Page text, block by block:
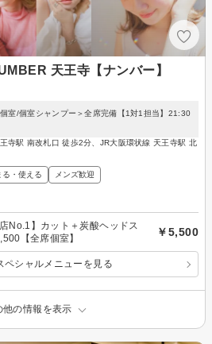
天王寺【ナンバー】
室/個室シャンプー＞全席完備【1対1担当】21:30
寺駅 南改札口 徒歩2分、JR大阪環状線 天王寺駅 北
・使える メンズ歓迎
No.1】カット＋炭酸ヘッドス
【全席個室】
￥5,500
ペシャルメニューを見る
他の情報を表示